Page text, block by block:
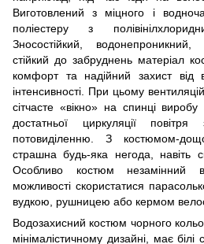
Виготовлений з міцного і
поліестеру з
Зносостійкий, водонепроникний,
стійкий до забруднень матеріал
комфорт та надійний захист від
інтенсивності. При цьому
сітчасте «вікно» на спинці
достатньої циркуляції повітря
потовиділенню. З костюмом-
страшна будь-яка негода, навіть
Особливо костюм
можливості скористатися
вудкою, рушницею або кермом
Водозахисний костюм чорного
мінімалістичному дизайні, має білі